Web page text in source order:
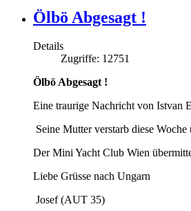
Ölbö Abgesagt !
Details
Zugriffe: 12751
Ölbö Abgesagt !
Eine traurige Nachricht von Istvan
Seine Mutter verstarb diese
Der Mini Yacht Club Wien
Liebe Grüsse nach Ungarn
Josef (AUT 35)